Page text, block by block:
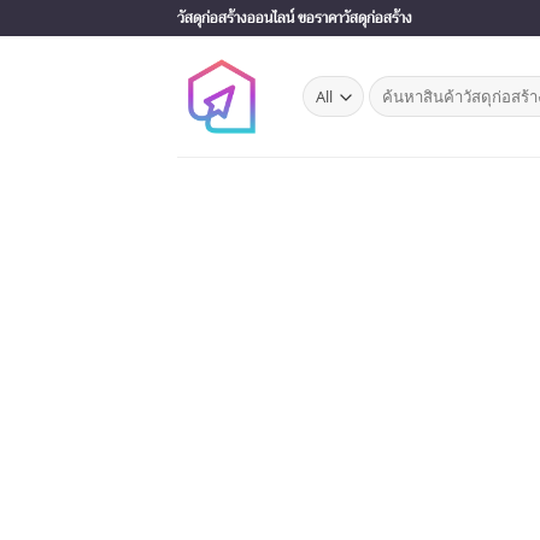
to
วัสดุก่อสร้างออนไลน์ ขอราคาวัสดุก่อสร้าง
Search
for: